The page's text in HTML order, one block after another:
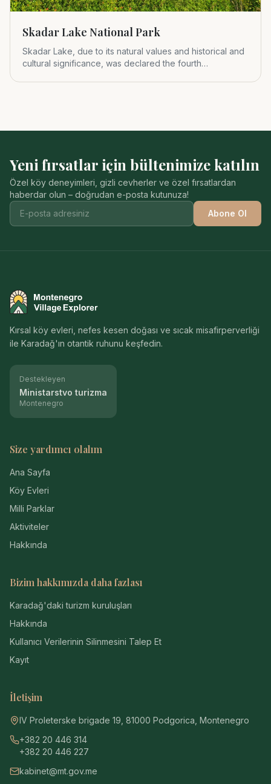
Skadar Lake National Park
Skadar Lake, due to its natural values and historical and
cultural significance, was declared the fourth
Yeni fırsatlar için bültenimize katılın
Özel köy deneyimleri, gizli cevherler ve özel fırsatlardan
haberdar olun – doğrudan e-posta kutunuza!
Abone Ol
Montenegro Village Explorer
Kırsal köy evleri, nefes kesen doğası ve sıcak misafirperverliği
ile Karadağ'ın otantik ruhunu keşfedin.
Destekleyen
Ministarstvo turizma
Montenegro
Size yardımcı olalım
Ana Sayfa
Köy Evleri
Milli Parklar
Aktiviteler
Hakkında
Bizim hakkımızda daha fazlası
Karadağ'daki turizm kuruluşları
Hakkında
Kullanıcı Verilerinin Silinmesini Talep Et
Kayıt
İletişim
IV Proleterske brigade 19, 81000 Podgorica, Montenegro
+382 20 446 314
+382 20 446 227
kabinet@mt.gov.me